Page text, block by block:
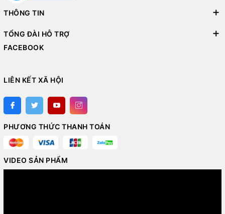
THÔNG TIN
TỔNG ĐÀI HỖ TRỢ
FACEBOOK
LIÊN KẾT XÃ HỘI
PHƯƠNG THỨC THANH TOÁN
VIDEO SẢN PHẨM